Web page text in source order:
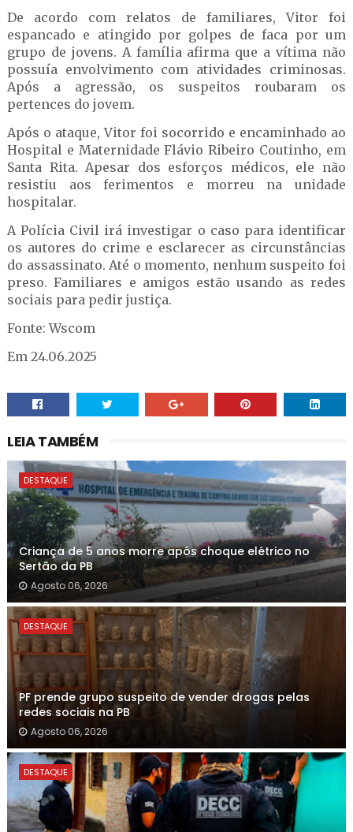
De acordo com relatos de familiares, Vitor foi
espancado e atingido por golpes de faca por um
grupo de jovens. A família afirma que a vítima não
possuía envolvimento com atividades criminosas.
Após a agressão, os suspeitos roubaram os
pertences do jovem.
Após o ataque, Vitor foi socorrido e encaminhado ao
Hospital e Maternidade Flávio Ribeiro Coutinho, em
Santa Rita. Apesar dos esforços médicos, ele não
resistiu aos ferimentos e morreu na unidade
hospitalar.
A Polícia Civil irá investigar o caso para identificar
os autores do crime e esclarecer as circunstâncias
do assassinato. Até o momento, nenhum suspeito foi
preso. Familiares e amigos estão usando as redes
sociais para pedir justiça.
Fonte: Wscom
Em 24.06.2025
LEIA TAMBÉM
DESTAQUE
Criança de 5 anos morre após choque elétrico no
Sertão da PB
Agosto 06, 2026
DESTAQUE
PF prende grupo suspeito de vender drogas pelas
redes sociais na PB
Agosto 06, 2026
DESTAQUE